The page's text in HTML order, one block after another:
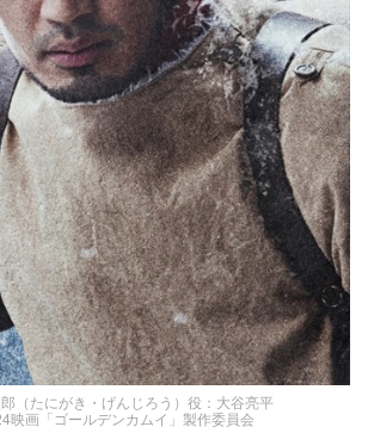
（たにがき・げんじろう）役：大谷亮平
映画「ゴールデンカムイ」製作委員会